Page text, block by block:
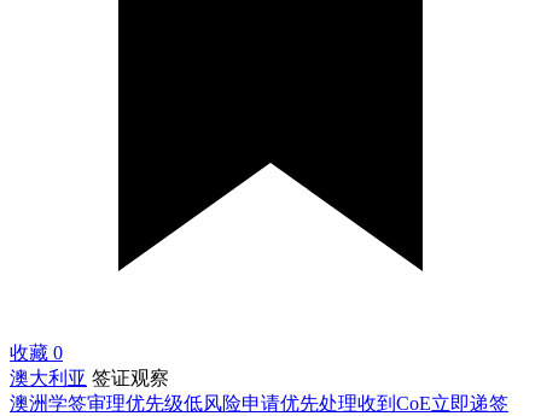
收藏 0
澳大利亚 签证观察
澳洲学签审理优先级低风险申请优先处理收到CoE立即递签